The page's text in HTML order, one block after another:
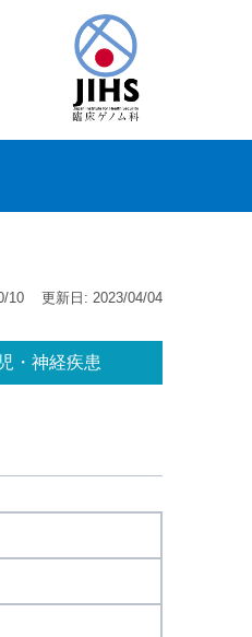
10 更新日: 2023/04/04
・神経疾患